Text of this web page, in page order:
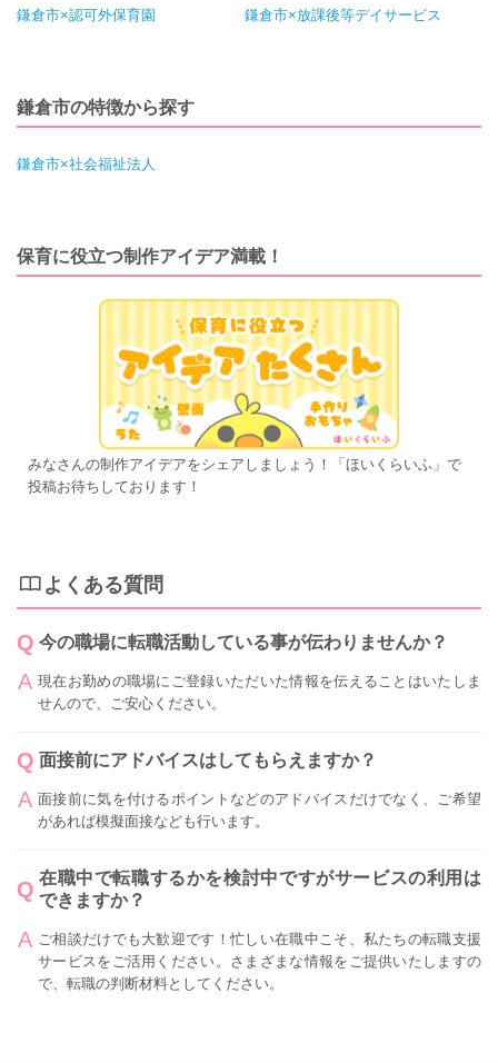
鎌倉市×認可外保育園 鎌倉市×放課後等デイサービス
鎌倉市の特徴から探す
鎌倉市×社会福祉法人
保育に役立つ制作アイデア満載！
みなさんの制作アイデアをシェアしましょう！「ほいくらいふ」で
投稿お待ちしております！
よくある質問
今の職場に転職活動している事が伝わりませんか？
現在お勤めの職場にご登録いただいた情報を伝えることはいたしま
せんので、ご安心ください。
面接前にアドバイスはしてもらえますか？
面接前に気を付けるポイントなどのアドバイスだけでなく、ご希望
があれば模擬面接なども行います。
在職中で転職するかを検討中ですがサービスの利用は
できますか？
ご相談だけでも大歓迎です！忙しい在職中こそ、私たちの転職支援
サービスをご活用ください。さまざまな情報をご提供いたしますの
で、転職の判断材料としてください。